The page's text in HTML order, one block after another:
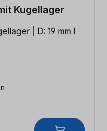
Kugellager
19 mm l